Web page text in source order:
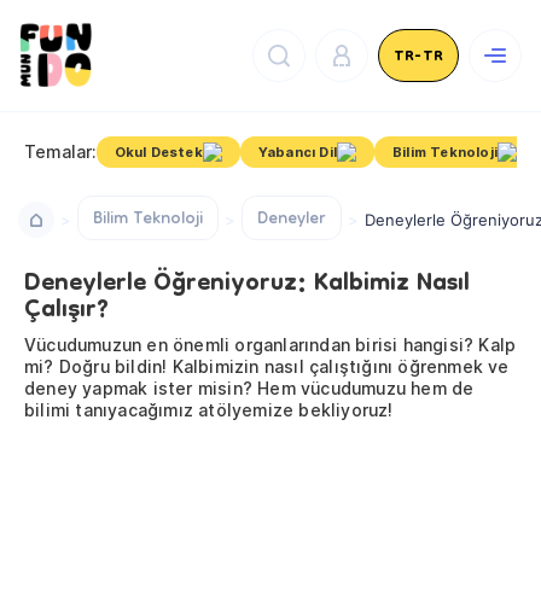
TR-TR
Temalar: Okul Destek Yabancı Dil Bilim Teknoloji
Bilim Teknoloji Deneyler Deneylerle
Deneylerle Öğreniyoruz: Kalbimiz Nasıl
Çalışır?
Vücudumuzun en önemli organlarından birisi hangisi? Kalp
mi? Doğru bildin! Kalbimizin nasıl çalıştığını öğrenmek ve
deney yapmak ister misin? Hem vücudumuzu hem de
bilimi tanıyacağımız atölyemize bekliyoruz!